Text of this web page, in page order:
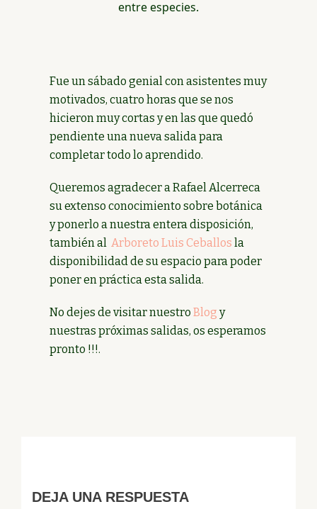
entre especies.
Fue un sábado genial con asistentes muy
motivados, cuatro horas que se nos
hicieron muy cortas y en las que quedó
pendiente una nueva salida para
completar todo lo aprendido.
Queremos agradecer a Rafael Alcerreca
su extenso conocimiento sobre botánica
y ponerlo a nuestra entera disposición,
también al Arboreto Luis Ceballos la
disponibilidad de su espacio para poder
poner en práctica esta salida.
No dejes de visitar nuestro Blog y
nuestras próximas salidas, os esperamos
pronto !!!.
DEJA UNA RESPUESTA